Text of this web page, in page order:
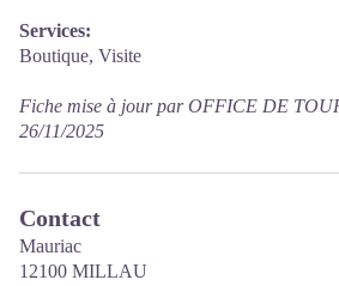
Services:
Boutique, Visite
Fiche mise à jour par OFFICE DE
26/11/2025
Contact
Mauriac
12100 MILLAU